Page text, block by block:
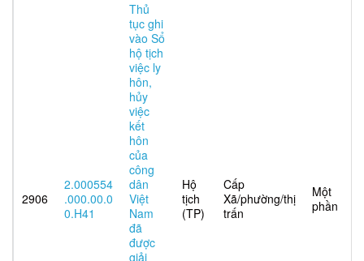
2906
2.000554
.000.00.0
0.H41
Thủ
tục ghi
vào Sổ
hộ tịch
việc ly
hôn,
hủy
việc
kết
hôn
của
công
dân
Việt
Nam
đã
được
giải
Hộ
tịch
(TP)
Cấp
Xã/phường/thị
trấn
Một
phần